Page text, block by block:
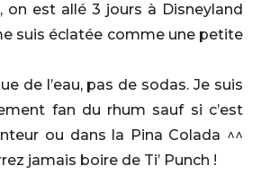
on est allé 3 jours à Disneyland
suis éclatée comme une petite
de l’eau, pas de sodas. Je suis
fan du rhum sauf si c’est
ou dans la Pina Colada ^^
jamais boire de Ti’ Punch !